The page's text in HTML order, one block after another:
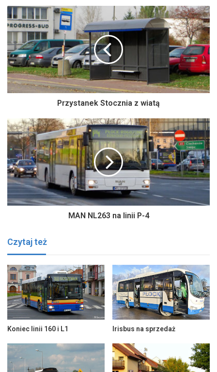
Przystanek Stocznia z wiatą
MAN NL263 na linii P-4
Czytaj też
Koniec linii 160 i L1 Irisbus na sprzedaż